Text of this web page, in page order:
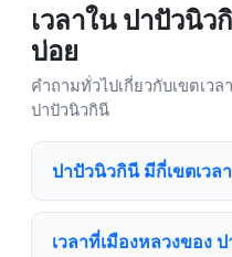
เวลาใน ปาปัวนิ
บ่อย
คำถามทั่วไปเกี่ยวกับเขตเวล
ปาปัวนิวกินี
ปาปัวนิวกินี มีกี่เขตเวลา
เวลาที่เมืองหลวงของ